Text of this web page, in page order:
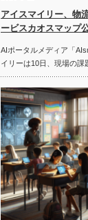
アイスマイリー、物
ービスカオスマップ
AIポータルメディア「
イリーは10日、現場の課